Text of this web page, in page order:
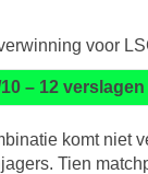
voor
– 12
komt niet
Tien